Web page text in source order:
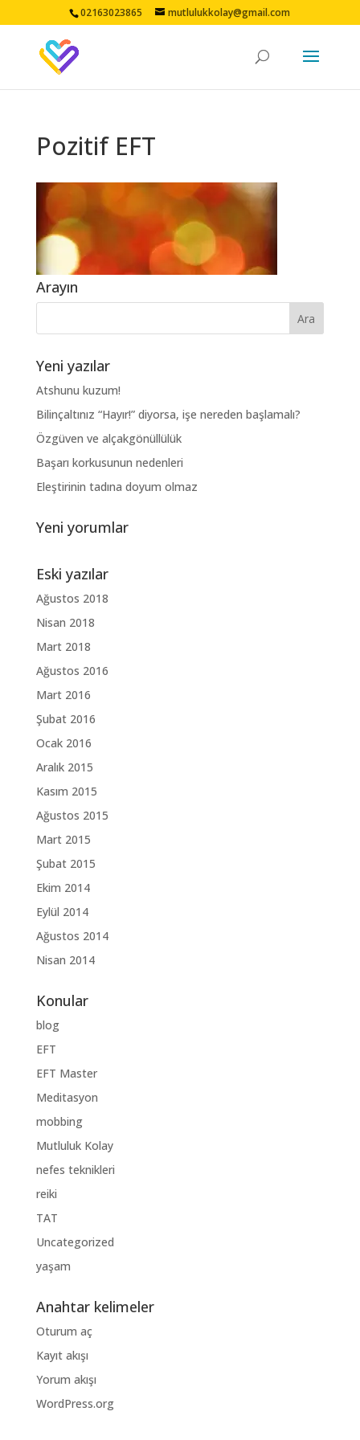
02163023865 mutlulukkolay@gmail.com
Pozitif EFT
Arayın
Yeni yazılar
Atshunu kuzum!
Bilinçaltınız “Hayır!” diyorsa, işe nereden başlamalı?
Özgüven ve alçakgönüllülük
Başarı korkusunun nedenleri
Eleştirinin tadına doyum olmaz
Yeni yorumlar
Eski yazılar
Ağustos 2018
Nisan 2018
Mart 2018
Ağustos 2016
Mart 2016
Şubat 2016
Ocak 2016
Aralık 2015
Kasım 2015
Ağustos 2015
Mart 2015
Şubat 2015
Ekim 2014
Eylül 2014
Ağustos 2014
Nisan 2014
Konular
blog
EFT
EFT Master
Meditasyon
mobbing
Mutluluk Kolay
nefes teknikleri
reiki
TAT
Uncategorized
yaşam
Anahtar kelimeler
Oturum aç
Kayıt akışı
Yorum akışı
WordPress.org